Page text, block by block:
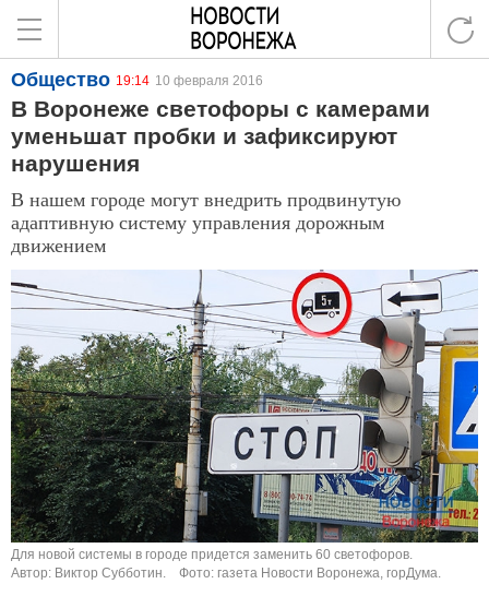
Общество 19:14 10 февраля 2016
В Воронеже светофоры с камерами
уменьшат пробки и зафиксируют
нарушения
В нашем городе могут внедрить продвинутую
адаптивную систему управления дорожным
движением
Для новой системы в городе придется заменить 60 светофоров.
Автор: Виктор Субботин.
Фото: газета Новости Воронежа, горДума.